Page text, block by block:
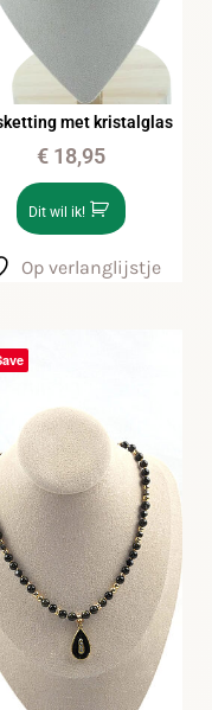
met kristalglas
€18,95
Dit wil ik!
Op verlanglijstje